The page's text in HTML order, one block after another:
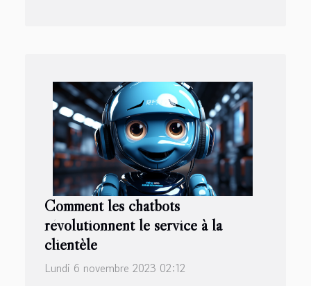
Comment les chatbots
révolutionnent le service à la
clientèle
Lundi 6 novembre 2023 02:12